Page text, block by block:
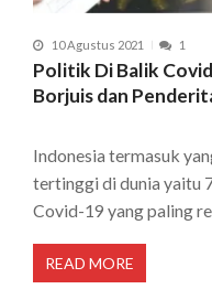
10 Agustus 2021 1
Politik Di Balik
Borjuis dan
Indonesia termasuk
tertinggi di dunia yaitu
Covid-19 yang paling
READ MORE